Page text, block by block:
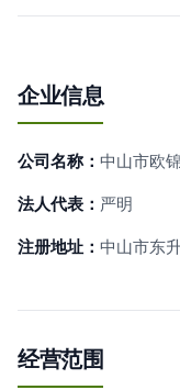
企业信息
公司名称： 中山市欧
法人代表： 严明
注册地址： 中山市东
经营范围